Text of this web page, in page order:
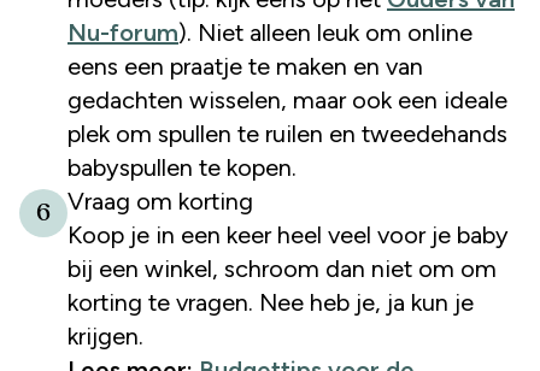
Nu-forum). Niet alleen leuk om online
eens een praatje te maken en van
gedachten wisselen, maar ook een ideale
plek om spullen te ruilen en tweedehands
babyspullen te kopen.
6
Vraag om korting
Koop je in een keer heel veel voor je baby
bij een winkel, schroom dan niet om om
korting te vragen. Nee heb je, ja kun je
krijgen.